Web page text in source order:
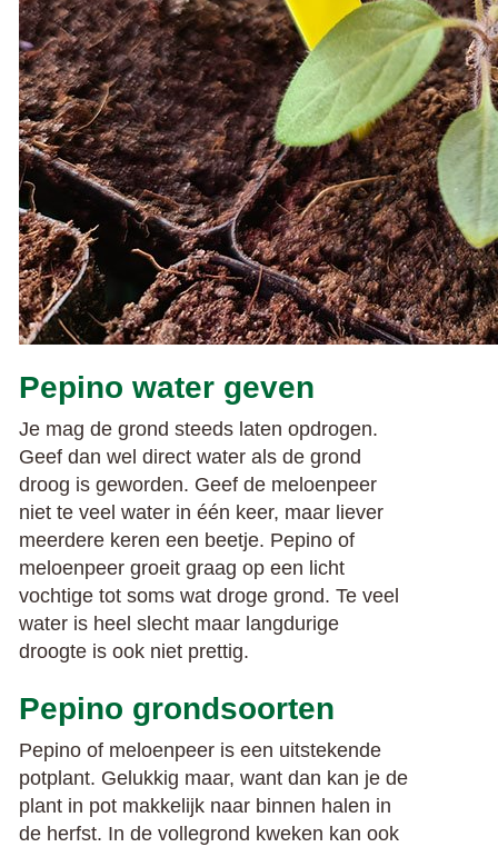
Pepino water geven
Je mag de grond steeds laten opdrogen.
Geef dan wel direct water als de grond
droog is geworden. Geef de meloenpeer
niet te veel water in één keer, maar liever
meerdere keren een beetje. Pepino of
meloenpeer groeit graag op een licht
vochtige tot soms wat droge grond. Te veel
water is heel slecht maar langdurige
droogte is ook niet prettig.
Pepino grondsoorten
Pepino of meloenpeer is een uitstekende
potplant. Gelukkig maar, want dan kan je de
plant in pot makkelijk naar binnen halen in
de herfst. In de vollegrond kweken kan ook